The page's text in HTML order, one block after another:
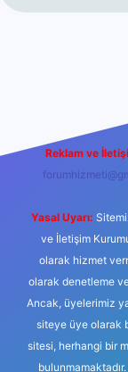
Reklam ve
Yasal Uyarı:
ve İletişim
olarak hizmet
olarak denetleme
Ancak, üyelerimiz
siteye üye olarak
sitesi, herhangi bir